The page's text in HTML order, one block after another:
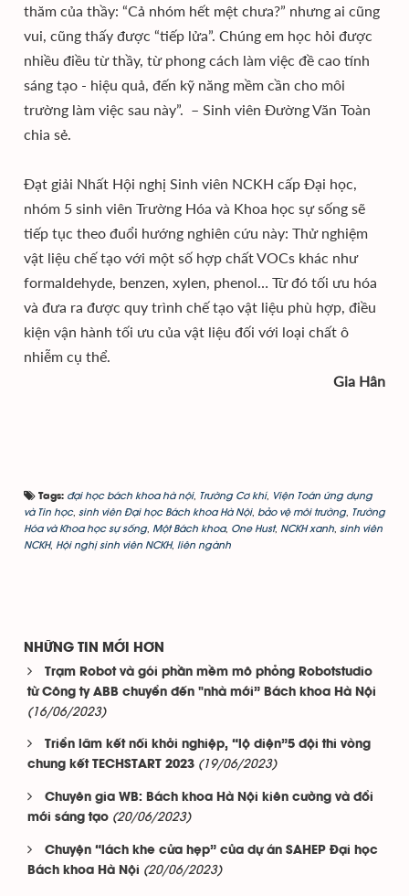
thăm của thầy: “Cả nhóm hết mệt chưa?” nhưng ai cũng
vui, cũng thấy được “tiếp lửa”. Chúng em học hỏi được
nhiều điều từ thầy, từ phong cách làm việc đề cao tính
sáng tạo - hiệu quả, đến kỹ năng mềm cần cho môi
trường làm việc sau này”. – Sinh viên Đường Văn Toàn
chia sẻ.
Đạt giải Nhất Hội nghị Sinh viên NCKH cấp Đại học,
nhóm 5 sinh viên Trường Hóa và Khoa học sự sống sẽ
tiếp tục theo đuổi hướng nghiên cứu này: Thử nghiệm
vật liệu chế tạo với một số hợp chất VOCs khác như
formaldehyde, benzen, xylen, phenol… Từ đó tối ưu hóa
và đưa ra được quy trình chế tạo vật liệu phù hợp, điều
kiện vận hành tối ưu của vật liệu đối với loại chất ô
nhiễm cụ thể.
Gia Hân
Tags: đại học bách khoa hà nội, Trường Cơ khí,
Viện Toán ứng dụng
và Tin học, sinh viên Đại học Bách khoa Hà Nội, bảo vệ môi trường,
Trường
Hóa và Khoa học sự sống, Một Bách khoa, One Hust, NCKH xanh sinh viên
NCKH, Hội nghị sinh viên NCKH, liên ngành
NHỮNG TIN MỚI HƠN
Trạm Robot và gói phần mềm mô phỏng Robotstudio
từ Công ty ABB chuyển đến "nhà mới” Bách khoa Hà Nội
(16/06/2023)
Triển lãm kết nối khởi nghiệp, “lộ diện”5 đội thi vòng
chung kết TECHSTART 2023 (19/06/2023)
Chuyên gia WB: Bách khoa Hà Nội kiên cường và đổi
mới sáng tạo (20/06/2023)
Chuyện “lách khe cửa hẹp” của dự án SAHEP Đại học
Bách khoa Hà Nội (20/06/2023)